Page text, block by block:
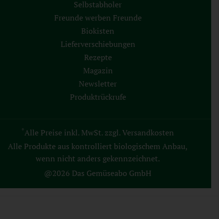
Selbstabholer
Freunde werben Freunde
Biokisten
Lieferverschiebungen
Rezepte
Magazin
Newsletter
Produktrückrufe
*Alle Preise inkl. MwSt. zzgl. Versandkosten
Alle Produkte aus kontrolliert biologischem Anbau,
wenn nicht anders gekennzeichnet.
@2026 Das Gemüseabo GmbH